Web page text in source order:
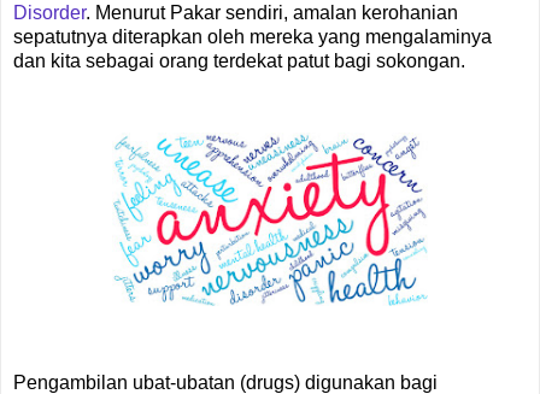
Disorder. Menurut Pakar sendiri, amalan kerohanian
sepatutnya diterapkan oleh mereka yang mengalaminya
dan kita sebagai orang terdekat patut bagi sokongan.
Pengambilan ubat-ubatan (drugs) digunakan bagi